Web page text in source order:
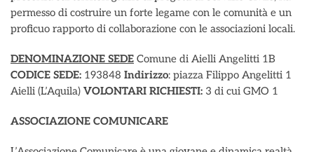
permesso di costruire un forte legame con le comunità e un
proficuo rapporto di collaborazione con le associazioni locali.
DENOMINAZIONE SEDE Comune di Aielli Angelitti 1B
CODICE SEDE: 193848 Indirizzo: piazza Filippo Angelitti 1
Aielli (L’Aquila) VOLONTARI RICHIESTI: 3 di cui GMO 1
ASSOCIAZIONE COMUNICARE